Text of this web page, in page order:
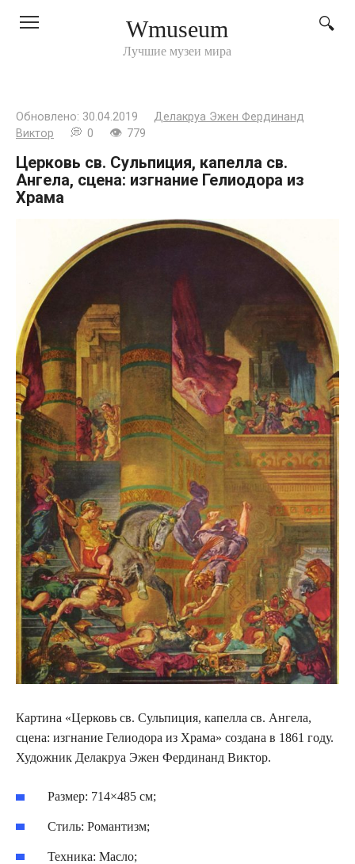
Wmuseum
Лучшие музеи мира
Обновлено: 30.04.2019
Делакруа Эжен Фердинанд
Виктор
0 779
Церковь св. Сульпиция, капелла св.
Ангела, сцена: изгнание Гелиодора из
Храма
Картина «Церковь св. Сульпиция, капелла св. Ангела,
сцена: изгнание Гелиодора из Храма» создана в 1861 году.
Художник Делакруа Эжен Фердинанд Виктор.
Размер: 714×485 см;
Стиль: Романтизм;
Техника: Масло;